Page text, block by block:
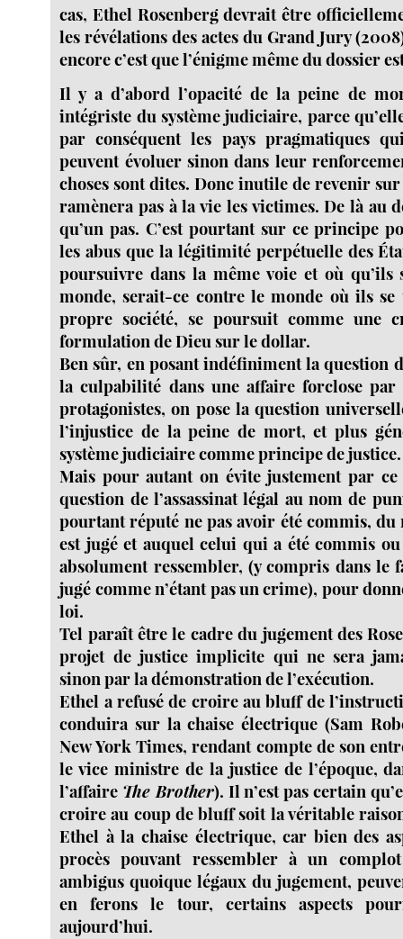
cas, Ethel Rosenberg devrait être
les révélations des actes du Grand Jury
encore c’est que l’énigme même du dossier
Il y a d’abord l’opacité de la peine de
intégriste du système judiciaire, parce
par conséquent les pays pragmatiques
peuvent évoluer sinon dans leur
choses sont dites. Donc inutile de revenir sur
ramènera pas à la vie les victimes. De là au
qu’un pas. C’est pourtant sur ce principe
les abus que la légitimité perpétuelle des
poursuivre dans la même voie et où qu’ils
monde, serait-ce contre le monde où ils
propre société, se poursuit comme une
formulation de Dieu sur le dollar.
Ben sûr, en posant indéfiniment la question
la culpabilité dans une affaire forclose
protagonistes, on pose la question
l’injustice de la peine de mort, et plus
système judiciaire comme principe de justice.
Mais pour autant on évite justement par
question de l’assassinat légal au nom de
pourtant réputé ne pas avoir été commis,
est jugé et auquel celui qui a été commis
absolument ressembler, (y compris dans le
jugé comme n’étant pas un crime), pour
loi.
Tel paraît être le cadre du jugement des
projet de justice implicite qui ne sera
sinon par la démonstration de l’exécution.
Ethel a refusé de croire au bluff de
conduira sur la chaise électrique (Sam
New York Times, rendant compte de son
le vice ministre de la justice de l’époque,
l’affaire The Brother). Il n’est pas certain
croire au coup de bluff soit la véritable
Ethel à la chaise électrique, car bien des
procès pouvant ressembler à un
ambigus quoique légaux du jugement,
en ferons le tour, certains aspects
aujourd’hui.